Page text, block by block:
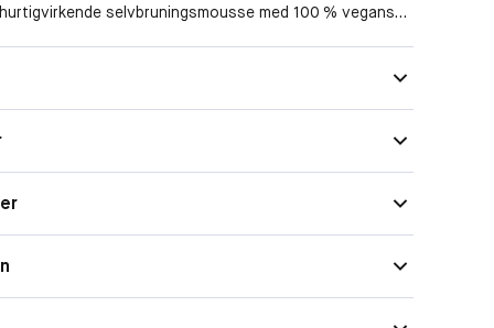
selvbruningsmousse med 100 % vegansk
seg i 12 timer.